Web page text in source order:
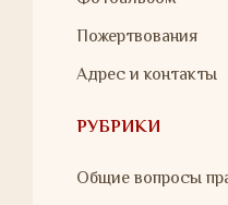
Пожертвования
Адрес и контакты
РУБРИКИ
Общие вопросы